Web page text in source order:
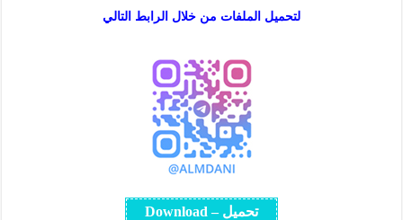
لتحميل الملفات من خلال الرابط التالي
تحميل – Download